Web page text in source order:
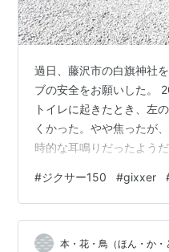
過日、藤沢市の白旗神社
ブの安全をお願いした。
トイレに起きたとき、左
くかった。やや焦ったが
時的な耳鳴りだったよう
note.com 肩が痛い！２
自我肥大で傲慢で愚かな
している。 職員全体の会
すっかり失念しており、1
#ジクサー150 #gixxer
本・花・鳥（ほん・か・